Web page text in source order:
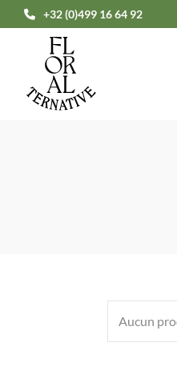
+32 (0)499 16 64 92
Aucun